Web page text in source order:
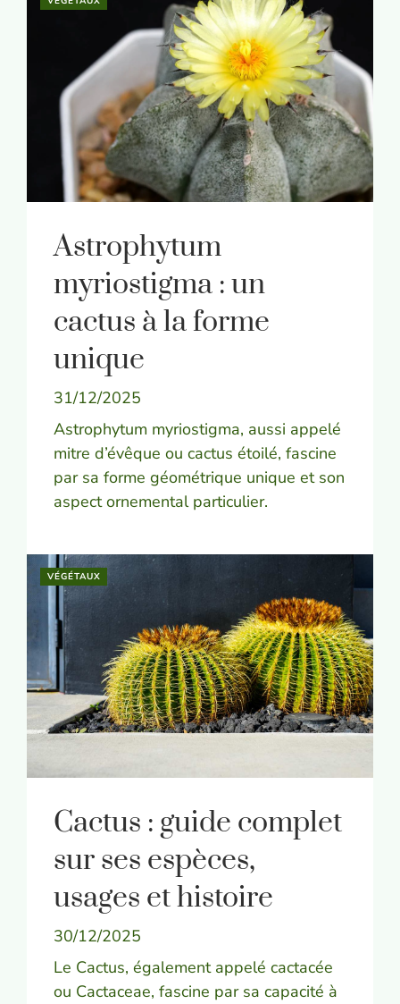
Astrophytum
myriostigma : un
cactus à la forme
unique
31/12/2025
Astrophytum myriostigma, aussi appelé
mitre d’évêque ou cactus étoilé, fascine
par sa forme géométrique unique et son
aspect ornemental particulier.
VÉGÉTAUX
Cactus : guide complet
sur ses espèces,
usages et histoire
30/12/2025
Le Cactus, également appelé cactacée
ou Cactaceae, fascine par sa capacité à